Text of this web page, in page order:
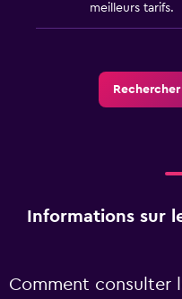
meilleurs tarifs.
Informations sur
Comment consulter